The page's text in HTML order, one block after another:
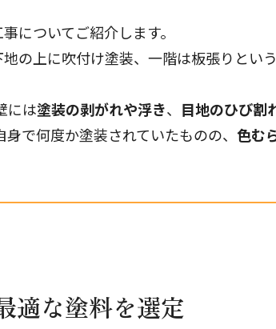
についてご紹介します。
の上に吹付け塗装、一階は板張りという
には塗装の剥がれや浮き、 目地のひび割
で何度か塗装されていたものの、 色む
適な塗料を選定